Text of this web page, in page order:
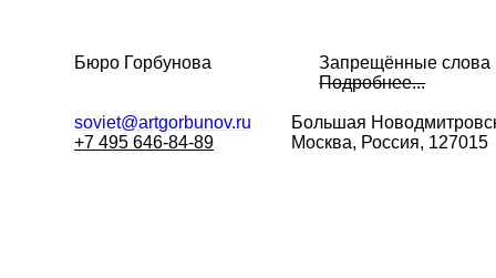
Бюро Горбунова
Запрещённые слова
Подробнее...
soviet@artgorbunov.ru
+7 495 646-84-89
Большая
Москва, Россия, 127015